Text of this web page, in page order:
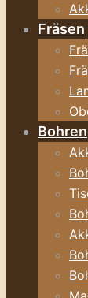
Fräsen
Bohren